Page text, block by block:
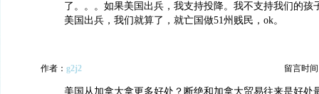
了。。。如果美国出兵，我支持投降。我不支持我们的孩
美国出兵，我们就算了，就亡国做51州贱民，ok。
作者： g2j2 留言时间
美国从加拿大拿更多好处？断绝和加拿大贸易往来是好处